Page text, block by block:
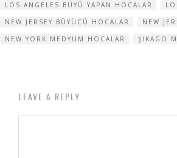
LOS ANGELES BÜYÜ YAPAN HOCALAR
NEW JERSEY BÜYÜCÜ HOCALAR
NEW
NEW YORK MEDYUM HOCALAR
ŞIKAGO
LEAVE A REPLY